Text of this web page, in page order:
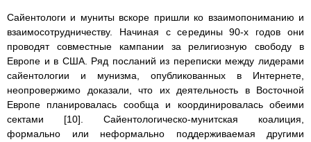
Сайентологи и муниты вскоре пришли ко взаимопониманию и
взаимосотрудничеству. Начиная с середины 90-х годов они
проводят совместные кампании за религиозную свободу в
Европе и в США. Ряд посланий из переписки между лидерами
сайентологии и мунизма, опубликованных в Интернете,
неопровержимо доказали, что их деятельность в Восточной
Европе планировалась сообща и координировалась обеими
сектами [10]. Сайентологическо-мунитская коалиция,
формально или неформально поддерживаемая другими